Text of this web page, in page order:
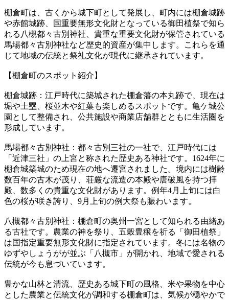
棚倉町は、古くから城下町として発展し、町内には棚倉城跡
や赤館城跡、国重要無形文化財となっている御田植祭で知ら
れる八槻都々古別神社、貴重な重要文化財が保管されている
馬場都々古別神社など歴史的資産が集中します。これらを通
じて地域の伝統と祭礼文化が現代に継承されています。
【棚倉町のスポット紹介】
棚倉城跡：江戸時代に築城された棚倉藩の本丸跡で、現在は
堀や土塁、桜並木や紅葉も楽しめるスポットです。亀ケ城公
園として整備され、公共施設や商業店舗群とともに生活圏を
形成しています。
馬場都々古別神社：都々古別三社の一社で、江戸時代には
「近津三社」の上宮と称された歴史ある神社です。1624年に
棚倉城築城のため現在の地へ遷宮されました。境内には樹齢
数百年の古木が茂り、荘厳な流造の本殿や唐破風を持つ拝
殿、数多くの貴重な文化財があります。例年4月上旬には白
色の桜が咲き誇り、9月上旬の例大祭も賑わいます。
八槻都々古別神社：棚倉町の奥州一宮として知られる由緒あ
る古社です。農業の神を祭り、五穀豊穣を祈る「御田植祭」
は国指定重要無形文化財に指定されています。冬には名物の
ゆずやしょうがが並ぶ「八槻市」が開かれ、地域で愛される
伝統が今も息づいています。
豊かな山林と清流、歴史ある城下町の風格、米や果物を中心
とした農業と伝統文化が調和する棚倉町は、気候が穏やかで